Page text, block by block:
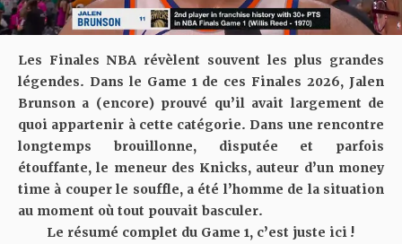
Les Finales NBA révèlent souvent les plus grandes
légendes. Dans le Game 1 de ces Finales 2026, Jalen
Brunson a (encore) prouvé qu’il avait largement de
quoi appartenir à cette catégorie. Dans une rencontre
longtemps brouillonne, disputée et parfois
étouffante, le meneur des Knicks, auteur d’un money
time à couper le souffle, a été l’homme de la situation
au moment où tout pouvait basculer.
Le résumé complet du Game 1, c’est juste ici !